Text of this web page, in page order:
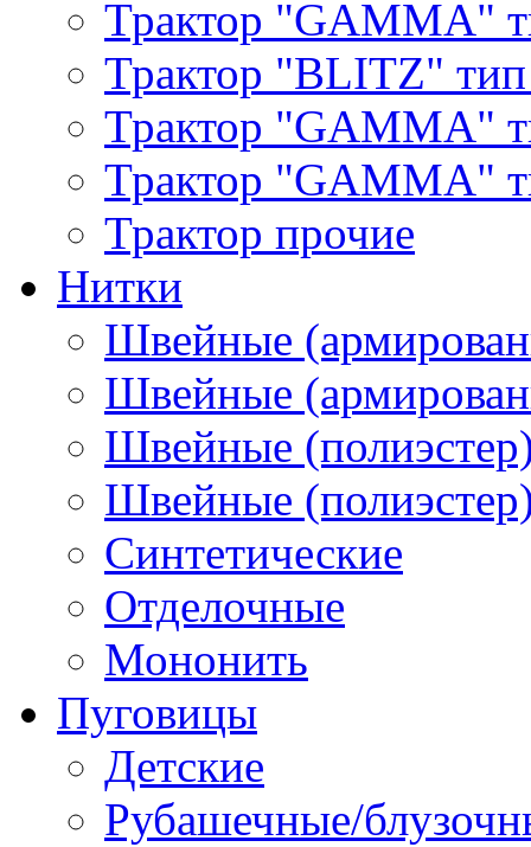
Трактор "GAMMA"
Трактор "BLITZ"
Трактор "GAMMA"
Трактор "GAMMA"
Трактор прочие
Нитки
Швейные
Швейные
Швейные
Швейные
Синтетические
Отделочные
Мононить
Пуговицы
Детские
Рубашечные/